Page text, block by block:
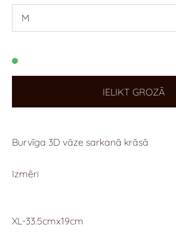
IELIKT GROZĀ
Burvīga 3D vāze sarkanā krāsā
Izmēri
XL-33.5cmx19cm